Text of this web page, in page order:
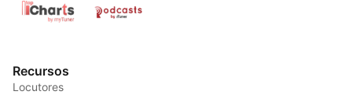
Recursos
Locutores